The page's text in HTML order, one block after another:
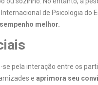
de Psicologia do
melhor.
pela interação entre os
e aprimora seu